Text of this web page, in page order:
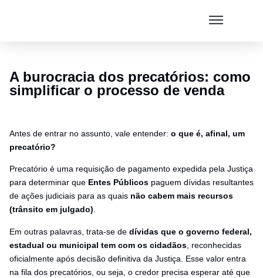
A burocracia dos precatórios: como
simplificar o processo de venda
Antes de entrar no assunto, vale entender: o que é, afinal, um
precatório?
Precatório é uma requisição de pagamento expedida pela Justiça
para determinar que Entes Públicos paguem dívidas resultantes
de ações judiciais para as quais não cabem mais recursos
(trânsito em julgado).
Em outras palavras, trata-se de dívidas que o governo federal,
estadual ou municipal tem com os cidadãos , reconhecidas
oficialmente após decisão definitiva da Justiça. Esse valor entra
na fila dos precatórios, ou seja, o credor precisa esperar até que